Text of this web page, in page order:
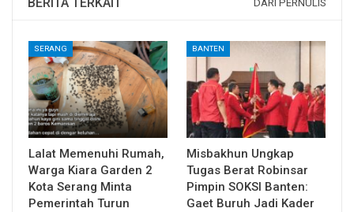
DARI PERNULIS
SERANG
Lalat Memenuhi Rumah,
Warga Kiara Garden 2
Kota Serang Minta
Pemerintah Turun
BANTEN
Misbakhun Ungkap
Tugas Berat Robinsar
Pimpin SOKSI Banten:
Gaet Buruh Jadi Kader